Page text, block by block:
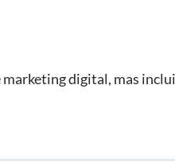
digital, mas